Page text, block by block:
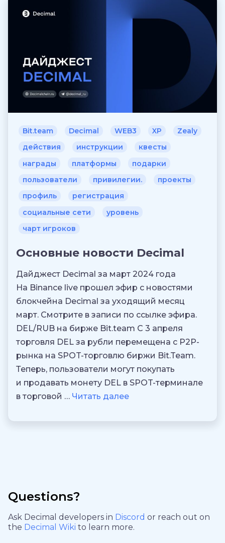
Bit.team Decimal WEB3 XP
Zealy
действия
инструкции
квесты
награды
платформы
подарки
пользователи
привилегии.
проекты
профиль
регистрация
социальные сети
уровень
чарт игроков
Основные новости Decimal
Дайджест Decimal за март 2024 года
На Binance live прошел эфир с новостями
блокчейна Decimal за уходящий месяц
март. Смотрите в записи по ссылке эфира.
DEL/RUB на бирже Bit.team С 3 апреля
торговля DEL за рубли перемещена с P2P-
рынка на SPOT-торговлю биржи Bit.Team.
Теперь, пользователи могут покупать
и продавать монету DEL в SPOT-терминале
в торговой … Читать далее
Questions?
Ask Decimal developers in Discord or reach out on
the Decimal Wiki to learn more.